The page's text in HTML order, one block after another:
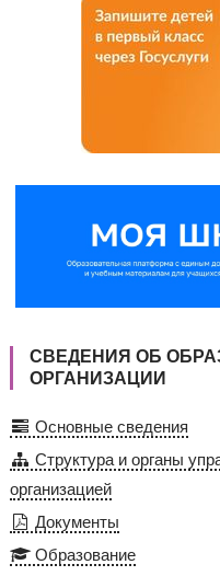
СВЕДЕНИЯ ОБ
ОРГАНИЗАЦИИ
Основные сведения
Структура и органы
организацией
Документы
Образование